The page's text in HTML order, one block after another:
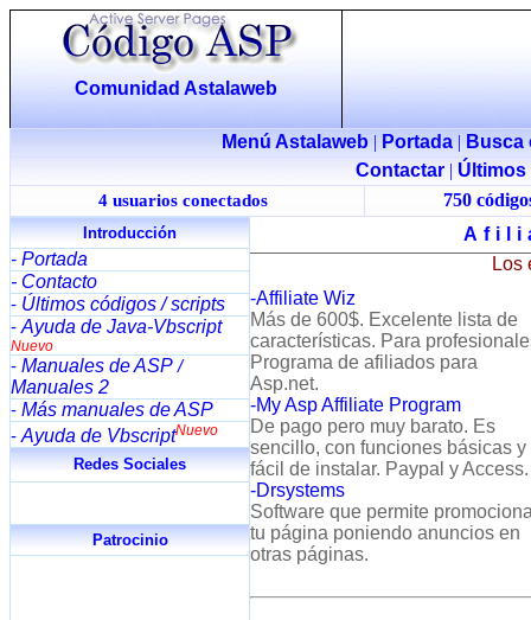
Comunidad Astalaweb
Menú Astalaweb | Portada | Busca
Contactar |
4 usuarios conectados 750
Introducción
- Portada
- Contacto
- Últimos códigos / scripts
- Ayuda de Java-Vbscript
Nuevo
- Manuales de ASP/
Manuales 2
- Más manuales de ASP
- Ayuda de VbscriptNuevo
Redes Sociales
Patrocinio
Los
-Affiliate Wiz
Más de 600$. Excelente lista de
características. Para
Programa de afiliados para
Asp.net.
-My Asp Affiliate Program
De pago pero muy barato. Es
sencillo, con funciones básicas y
fácil de instalar. Paypal y Access.
-Drsystems
Software que permite
tu página poniendo anuncios en
otras páginas.